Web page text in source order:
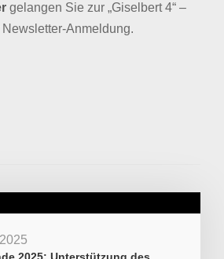
gelangen Sie zur „Giselbert 4“ –
Newsletter-Anmeldung.